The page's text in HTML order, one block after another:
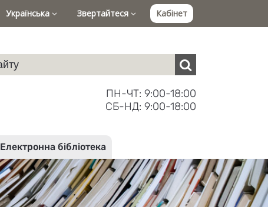
Українська Звертайтеся Кабінет
ПН-ЧТ: 9:00-18:00
СБ-НД: 9:00-18:00
Електронна бібліотека